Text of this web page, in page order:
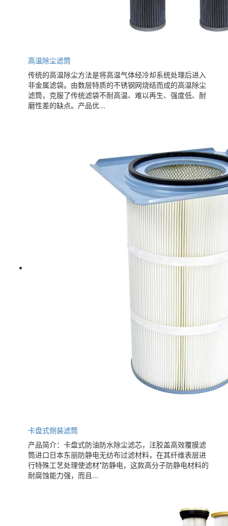
高温除尘滤筒
传统的高温除尘方法是将高温气体经冷却系统处理后进入
非金属滤袋。由数层特质的不锈钢网烧结而成的高温除尘
滤筒，克服了传统滤袋不耐高温、难以再生、强度低、耐
磨性差的缺点。产品优...
卡盘式侧装滤筒
产品简介：卡盘式防油防水除尘滤芯，注胶盖高效覆膜滤
筒进口日本东丽防静电无纺布过滤材料，在其纤维表层进
行特殊工艺处理使滤材*防静电，这款高分子防静电材料的
耐腐蚀能力强，而且...